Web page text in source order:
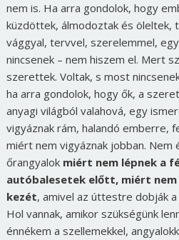
nem is. Ha arra gondolok, hogy
küzdöttek, álmodoztak és öleltek,
vággyal, tervvel, szerelemmel,
nincsenek – nem hiszem el. Mert
szerettek. Voltak, s most
ha arra gondolok, hogy ők, a
anyagi világból valahová, egy
vigyáznak rám, halandó emberre,
miért nem vigyáznak jobban. Nem
őrangyalok miért nem lépnek a
autóbalesetek előtt, miért
kezét, amivel az úttestre dobják
Hol vannak, amikor szükségünk
énnékem a szellemekkel,